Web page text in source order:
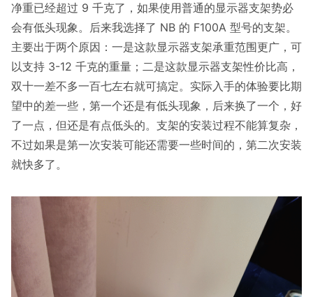
净重已经超过 9 千克了，如果使用普通的显示器支架势必
会有低头现象。后来我选择了 NB 的 F100A 型号的支架。
主要出于两个原因：一是这款显示器支架承重范围更广，可
以支持 3-12 千克的重量；二是这款显示器支架性价比高，
双十一差不多一百七左右就可搞定。实际入手的体验要比期
望中的差一些，第一个还是有低头现象，后来换了一个，好
了一点，但还是有点低头的。支架的安装过程不能算复杂，
不过如果是第一次安装可能还需要一些时间的，第二次安装
就快多了。